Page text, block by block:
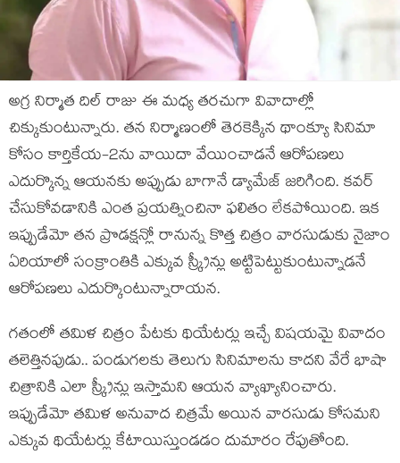
అగ్ర నిర్మాత దిల్ రాజు ఈ మధ్య తరచుగా వివాదాల్లో
చిక్కుకుంటున్నారు. తన నిర్మాణంలో తెరకెక్కిన థాంక్యూ సినిమా
కోసం కార్తికేయ-2ను వాయిదా వేయించాడనే ఆరోపణలు
ఎదుర్కొన్న ఆయనకు అప్పుడు బాగానే డ్యామేజ్ జరిగింది. కవర్
చేసుకోవడానికి ఎంత ప్రయత్నించినా ఫలితం లేకపోయింది. ఇక
ఇప్పుడేమో తన ప్రొడక్షన్లో రానున్న కొత్త చిత్రం వారసుడుకు నైజాం
ఏరియాలో సంక్రాంతికి ఎక్కువ స్క్రీన్లు అట్టిపెట్టుకుంటున్నాడనే
ఆరోపణలు ఎదుర్కొంటున్నారాయన.
గతంలో తమిళ చిత్రం పేటకు థియేటర్లు ఇచ్చే విషయమై వివాదం
తలెత్తినపుడు.. పండుగలకు తెలుగు సినిమాలను కాదని వేరే భాషా
చిత్రానికి ఎలా స్క్రీన్లు ఇస్తామని ఆయన వ్యాఖ్యానించారు.
ఇప్పుడేమో తమిళ అనువాద చిత్రమే అయిన వారసుడు కోసమని
ఎక్కువ థియేటర్లు కేటాయిస్తుండడం దుమారం రేపుతోంది.